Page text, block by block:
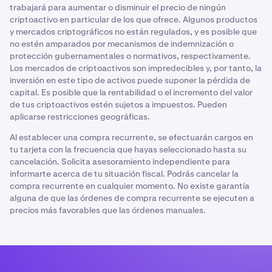
El trading emocional ocurre cuando los inversores
toman decisiones con base en fluctuaciones del
mercado a corto plazo o reacciones emocionales a
noticias o eventos. Esto puede resultar en decisiones
impulsivas de compra o venta, que a menudo vienen
motivadas por dos sentimientos habituales:
Miedo a perder la oportunidad (FOMO, por sus siglas
en inglés).
inglés).
En ocasiones, estas emociones pueden nublar el juicio y
provocar que se tomen malas decisiones de inversión.
La estrategia del coste medio de adquisición permite a
independientemente de las fluctuaciones del mercado.
fuera del alcance de una estrategia de DCA.
trabajará para aumentar o disminuir el precio de ningún
criptoactivo en particular de los que ofrece. Algunos productos
y mercados criptográficos no están regulados, y es posible que
no estén amparados por mecanismos de indemnización o
protección gubernamentales o normativos, respectivamente.
Los mercados de criptoactivos son impredecibles y, por tanto, la
inversión en este tipo de activos puede suponer la pérdida de
capital. Es posible que la rentabilidad o el incremento del valor
de tus criptoactivos estén sujetos a impuestos. Pueden
aplicarse restricciones geográficas.
Al establecer una compra recurrente, se efectuarán cargos en
tu tarjeta con la frecuencia que hayas seleccionado hasta su
cancelación. Solicita asesoramiento independiente para
informarte acerca de tu situación fiscal. Podrás cancelar la
compra recurrente en cualquier momento. No existe garantía
alguna de que las órdenes de compra recurrente se ejecuten a
precios más favorables que las órdenes manuales.